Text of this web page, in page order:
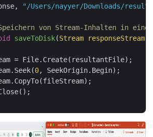
"/Users/nayyer/Downloads/
von Stream-Inhalten in
saveToDisk(Stream
= File.Create(resultantFile);
0, SeekOrigin.Begin);